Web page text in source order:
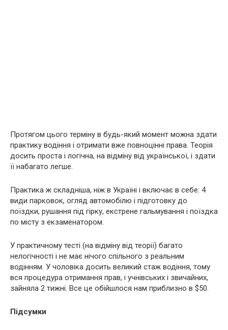
Протягом цього терміну в будь-який момент можна здати
практику водіння і отримати вже повноцінні права. Теорія
досить проста і логічна, на відміну від української, і здати
її набагато легше.
Практика ж складніша, ніж в Україні і включає в себе: 4
види парковок, огляд автомобілю і підготовку до
поїздки, рушання під гірку, екстрене гальмування і поїздка
по місту з екзаменатором.
У практичному тесті (на відміну від теорії) багато
нелогічності і не має нічого спільного з реальним
водінням. У чоловіка досить великий стаж водіння, тому
вся процедура отримання прав, і учнівських і звичайних,
зайняла 2 тижні. Все це обійшлося нам приблизно в $50.
Підсумки